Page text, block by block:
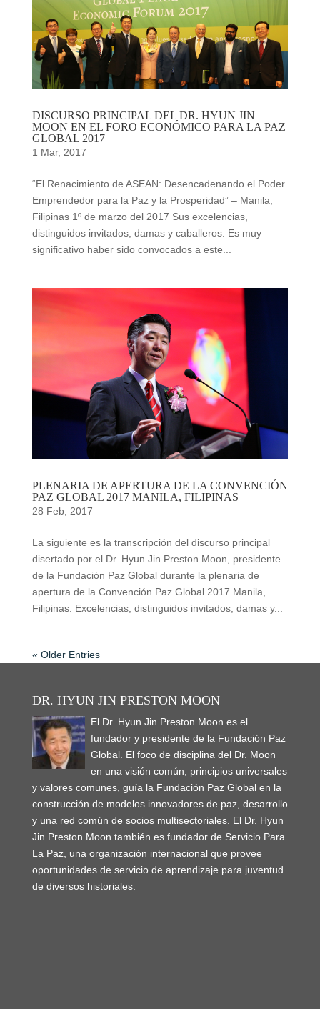
DISCURSO PRINCIPAL DEL DR. HYUN JIN
MOON EN EL FORO ECONÓMICO PARA LA PAZ
GLOBAL 2017
1 Mar, 2017
“El Renacimiento de ASEAN: Desencadenando el Poder
Emprendedor para la Paz y la Prosperidad” – Manila,
Filipinas 1º de marzo del 2017 Sus excelencias,
distinguidos invitados, damas y caballeros: Es muy
significativo haber sido convocados a este...
PLENARIA DE APERTURA DE LA CONVENCIÓN
PAZ GLOBAL 2017 MANILA, FILIPINAS
28 Feb, 2017
La siguiente es la transcripción del discurso principal
disertado por el Dr. Hyun Jin Preston Moon, presidente
de la Fundación Paz Global durante la plenaria de
apertura de la Convención Paz Global 2017 Manila,
Filipinas. Excelencias, distinguidos invitados, damas y...
« Older Entries
DR. HYUN JIN PRESTON MOON
El Dr. Hyun Jin Preston Moon es el
fundador y presidente de la Fundación Paz
Global. El foco de disciplina del Dr. Moon
en una visión común, principios universales
y valores comunes, guía la Fundación Paz Global en la
construcción de modelos innovadores de paz, desarrollo
y una red común de socios multisectoriales. El Dr. Hyun
Jin Preston Moon también es fundador de Servicio Para
La Paz, una organización internacional que provee
oportunidades de servicio de aprendizaje para juventud
de diversos historiales.